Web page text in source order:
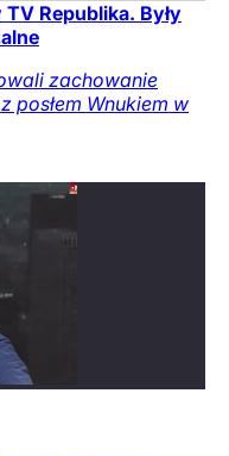
Republika. Były
zachowanie
posłem Wnukiem w